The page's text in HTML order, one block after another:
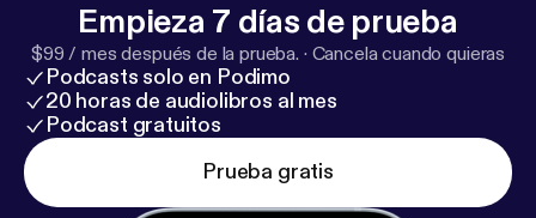
Empieza 7 días de prueba
$99 / mes después de la prueba. · Cancela cuando quieras
Podcasts solo en Podimo
20 horas de audiolibros al mes
Podcast gratuitos
Prueba gratis